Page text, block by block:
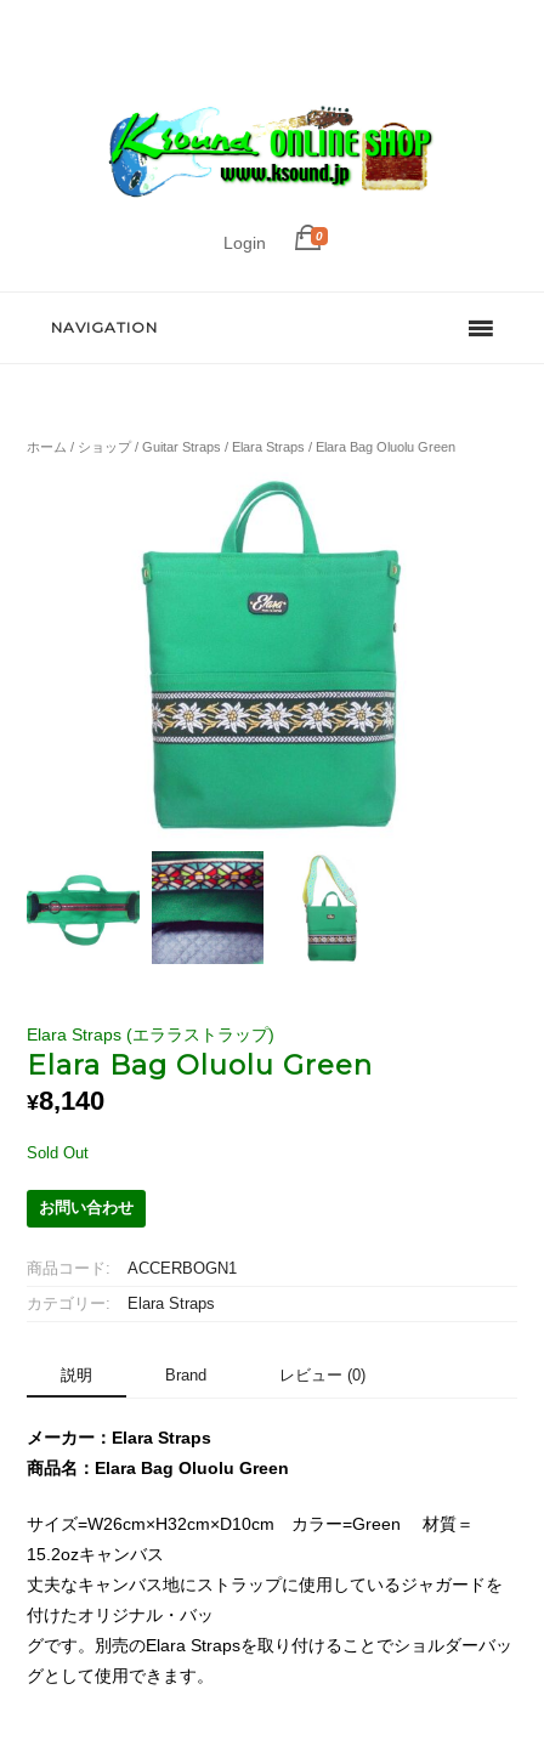
Login 0
NAVIGATION
ホーム / ショップ /Guitar Straps / Elara Straps / Elara Bag Oluolu Green
Elara Straps (エララストラップ)
Elara Bag Oluolu Green
¥8,140
Sold Out
お問い合わせ
商品コード: ACCERBOGN1
カテゴリー: Elara Straps
説明 Brand レビュー (0)
メーカー：Elara Straps
商品名：Elara Bag Oluolu Green
サイズ=W26cm×H32cm×D10cm カラー=Green 材質＝
15.2ozキャンバス
丈夫なキャンバス地にストラップに使用しているジャガードを
付けたオリジナル・バッ
グです。別売のElara Strapsを取り付けることでショルダーバッ
グとして使用できます。